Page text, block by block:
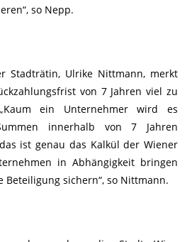
so Nepp.
Stadträtin, Ulrike Nittmann, merkt
von 7 Jahren viel zu
ein Unternehmer wird es
innerhalb von 7 Jahren
ist genau das Kalkül der Wiener
in Abhängigkeit bringen
sichern“, so Nittmann.